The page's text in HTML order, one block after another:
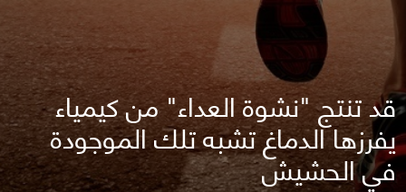
قد تنتج "نشوة العداء" من كيمياء
يفرزها الدماغ تشبه تلك الموجودة
في الحشيش